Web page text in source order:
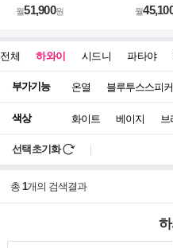
월51,900원 월
전체 하와이 시드니 파타야
부가기능 온열 블루투스스피커
색상 화이트 베이지 브
선택초기화
총 1개의 검색결과
하